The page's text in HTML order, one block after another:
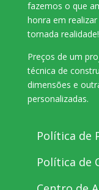
fazemos o que
honra em
tornada realidade!
Preços de um
técnica de
dimensões e
personalizadas.
Política de
Política de